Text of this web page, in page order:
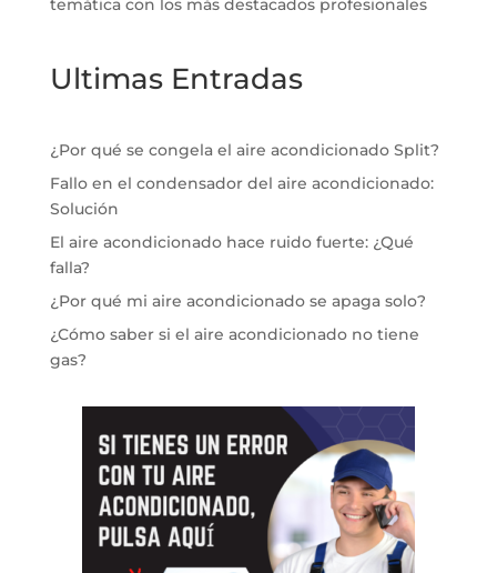
temática con los más destacados profesionales
Ultimas Entradas
¿Por qué se congela el aire acondicionado Split?
Fallo en el condensador del aire acondicionado:
Solución
El aire acondicionado hace ruido fuerte: ¿Qué
falla?
¿Por qué mi aire acondicionado se apaga solo?
¿Cómo saber si el aire acondicionado no tiene
gas?